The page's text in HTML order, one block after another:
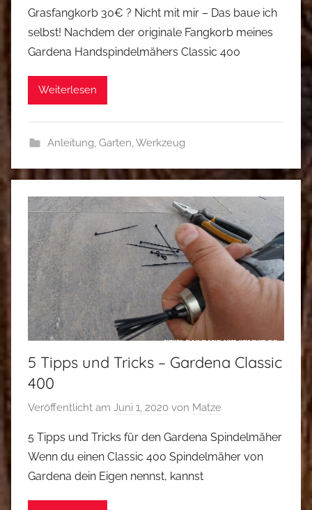
Grasfangkorb 30€ ? Nicht mit mir – Das baue ich
selbst! Nachdem der originale Fangkorb meines
Gardena Handspindelmähers Classic 400
Weiterlesen
Anleitung, Garten,Werkzeug
5 Tipps und Tricks – Gardena Classic
400
Veröffentlicht am Juni 1, 2020 von Matze
5 Tipps und Tricks für den Gardena Spindelmäher
Wenn du einen Classic 400 Spindelmäher von
Gardena dein Eigen nennst, kannst